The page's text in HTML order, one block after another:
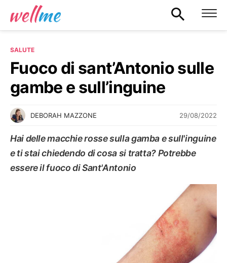
SALUTE
Fuoco di sant’Antonio sulle
gambe e sull’inguine
DEBORAH MAZZONE 29/08/2022
Hai delle macchie rosse sulla gamba e sull'inguine
e ti stai chiedendo di cosa si tratta? Potrebbe
essere il fuoco di Sant'Antonio